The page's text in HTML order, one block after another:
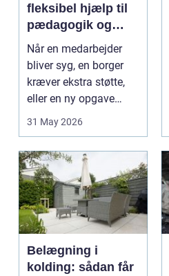
fleksibel hjælp til
pædagogik og
sundhed
Når en medarbejder
bliver syg, en borger
kræver ekstra støtte,
eller en ny opgave
opstår fra dag til...
31 May 2026
Belægning i
kolding: sådan får